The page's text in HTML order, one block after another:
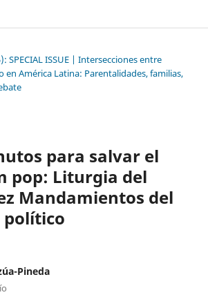
SPECIAL ISSUE | Intersecciones entre
en América Latina: Parentalidades, familias,
para salvar el
pop: Liturgia del
Mandamientos del
político
Pineda